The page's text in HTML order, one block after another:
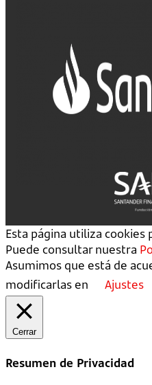
Esta página utiliza
Puede consultar nuestra
Asumimos que está de
modificarlas en
Ajustes
Cerrar
Resumen de Privacidad